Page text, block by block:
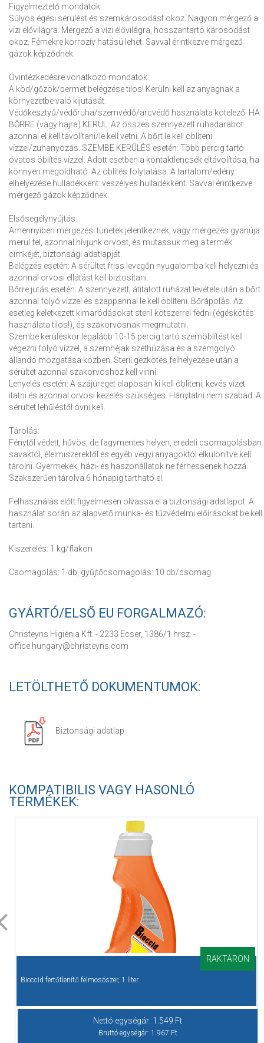
Figyelmeztető mondatok:
Súlyos égési sérülést és szemkárosodást okoz. Nagyon mérgező a
vízi élővilágra. Mérgező a vízi élővilágra, hosszantartó károsodást
okoz. Fémekre korrozív hatású lehet. Savval érintkezve mérgező
gázok képződnek.
Óvintézkedésre vonatkozó mondatok:
A köd/gőzök/permet belégzése tilos! Kerülni kell az anyagnak a
környezetbe való kijutását.
Védőkesztyű/védőruha/szemvédő/arcvédő használata kötelező. HA
BŐRRE (vagy hajra) KERÜL: Az összes szennyezett ruhadarabot
azonnal el kell távolítani/le kell vetni. A bőrt le kell öblíteni
vízzel/zuhanyozás. SZEMBE KERÜLÉS esetén: Több percig tartó
óvatos öblítés vízzel. Adott esetben a kontaktlencsék eltávolítása, ha
könnyen megoldható. Az öblítés folytatása. A tartalom/edény
elhelyezése hulladékként: veszélyes hulladékként. Savval érintkezve
mérgező gázok képződnek.
Elsősegélynyújtás:
Amennyiben mérgezési tünetek jelentkeznek, vagy mérgezés gyanúja
merül fel, azonnal hívjunk orvost, és mutassuk meg a termék
címkéjét, biztonsági adatlapját.
Belégzés esetén: A sérültet friss levegőn nyugalomba kell helyezni és
azonnal orvosi ellátást kell biztosítani.
Bőrre jutás esetén: A szennyezett, átitatott ruházat levétele után a bőrt
azonnal folyó vízzel és szappannal le kell öblíteni. Bőrápolás. Az
esetleg keletkezett kimaródásokat steril kötszerrel fedni (égéskötés
használata tilos!), és szakorvosnak megmutatni.
Szembe kerüléskor legalább 10-15 percig tartó szemöblítést kell
végezni folyó vízzel, a szemhéjak széthúzása és a szemgolyó
állandó mozgatása közben. Steril gézkötés felhelyezése után a
sérültet azonnal szakorvoshoz kell vinni.
Lenyelés esetén: A szájüreget alaposan ki kell öblíteni, kevés vizet
itatni és azonnal orvosi kezelés szükséges. Hánytatni nem szabad. A
sérültet lehűléstől óvni kell.
Tárolás:
Fénytől védett, hűvös, de fagymentes helyen, eredeti csomagolásban
savaktól, élelmiszerektől és egyéb vegyi anyagoktól elkülönítve kell
tárolni. Gyermekek, házi- és haszonállatok ne férhessenek hozzá.
Szakszerűen tárolva 6 hónapig tartható el.
Felhasználás előtt figyelmesen olvassa el a biztonsági adatlapot. A
használat során az alapvető munka- és tűzvédelmi előírásokat be kell
tartani.
Kiszerelés: 1 kg/flakon
Csomagolás: 1 db, gyűjtőcsomagolás: 10 db/csomag.
GYÁRTÓ/ELSŐ EU FORGALMAZÓ:
Christeyns Higiénia Kft. - 2233 Ecser, 1386/1 hrsz. -
office.hungary@christeyns.com
LETÖLTHETŐ DOKUMENTUMOK:
Biztonsági adatlap
KOMPATIBILIS VAGY HASONLÓ
TERMÉKEK:
RAKTÁRON
Bioccid fertőtlenítő felmosószer, 1 liter
Nettó egységár: 1.549 Ft
Bruttó egységár: 1.967 Ft